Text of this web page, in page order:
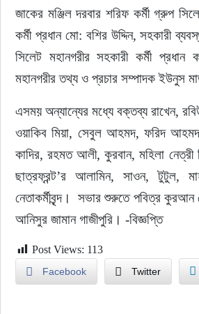
জাকের মঞ্জিল দরবার শরিফ কর্মী গ্রুপ
কর্মী প্রধান মো: বশির উদ্দিন, সহকারী
সিলেট মহানগরীর সহকারী কর্মী প্রধান
মহানগরীর তথ্য ও প্রচার সম্পাদক ইউনুস
এসময় অন্যান্যের মধ্যে বক্তব্য রাখেন,
ওয়াকিব মিয়া, সেবুল আহমদ, ফরিদ
কাদির, রহমত আলী, কুরবান, মহিলা নেত্রী
ছাত্রফ্রন্ট’র আলামিন, সাওন, টুটুল,
নেতাকর্মীবৃন্দ।  সভার শুরুতে পবিত্র কুরআন
আনিসুর জামান গাজীপুরি। -বিজ্ঞপ্তি
Post Views: 113
Facebook Twitter